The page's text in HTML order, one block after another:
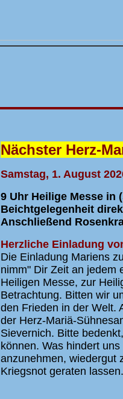
Nächster Herz-
Samstag, 1. August
9 Uhr Heilige Messe in
Beichtgelegenheit
Anschließend
Herzliche Einladung
Die Einladung Mariens
nimm" Dir Zeit an jedem
Heiligen Messe, zur
Betrachtung. Bitten wir
den Frieden in der Welt.
der Herz-Mariä-
Sievernich. Bitte
können. Was hindert
anzunehmen, wiedergut
Kriegsnot geraten